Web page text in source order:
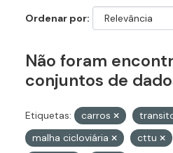
Ordenar por
Não foram
conjuntos de
Etiquetas: carros
malha cicloviária
cttu